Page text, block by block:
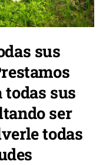
sus
todas sus
ser
todas